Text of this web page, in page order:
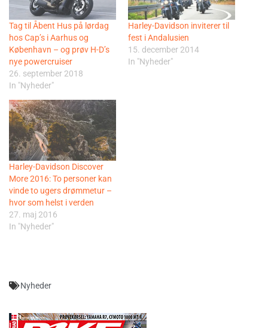
Tag til Åbent Hus på lørdag
hos Cap’s i Aarhus og
København – og prøv H-D’s
nye powercruiser
26. september 2018
In "Nyheder"
Harley-Davidson inviterer til
fest i Andalusien
15. december 2014
In "Nyheder"
Harley-Davidson Discover
More 2016: To personer kan
vinde to ugers drømmetur –
hvor som helst i verden
27. maj 2016
In "Nyheder"
Nyheder